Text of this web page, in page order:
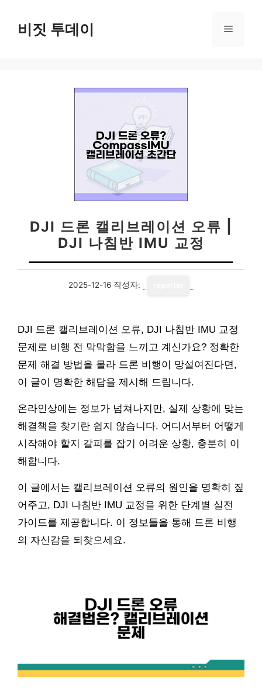
비짓 투데이 메
DJI 드론 캘리브레이션 오류 |
DJI 나침반 IMU 교정
2025-12-16 작성자:
DJI 드론 캘리브레이션 오류, DJI 나침반 IMU 교정
문제로 비행 전 막막함을 느끼고 계신가요? 정확한
문제 해결 방법을 몰라 드론 비행이 망설여진다면,
이 글이 명확한 해답을 제시해 드립니다.
온라인상에는 정보가 넘쳐나지만, 실제 상황에 맞는
해결책을 찾기란 쉽지 않습니다. 어디서부터 어떻게
시작해야 할지 갈피를 잡기 어려운 상황, 충분히 이
해합니다.
이 글에서는 캘리브레이션 오류의 원인을 명확히 짚
어주고, DJI 나침반 IMU 교정을 위한 단계별 실전
가이드를 제공합니다. 이 정보들을 통해 드론 비행
의 자신감을 되찾으세요.